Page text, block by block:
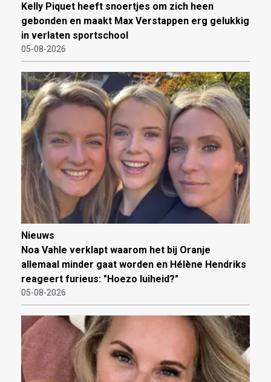
Kelly Piquet heeft snoertjes om zich heen
gebonden en maakt Max Verstappen erg gelukkig
in verlaten sportschool
05-08-2026
Nieuws
Noa Vahle verklapt waarom het bij Oranje
allemaal minder gaat worden en Hélène Hendriks
reageert furieus: "Hoezo luiheid?"
05-08-2026